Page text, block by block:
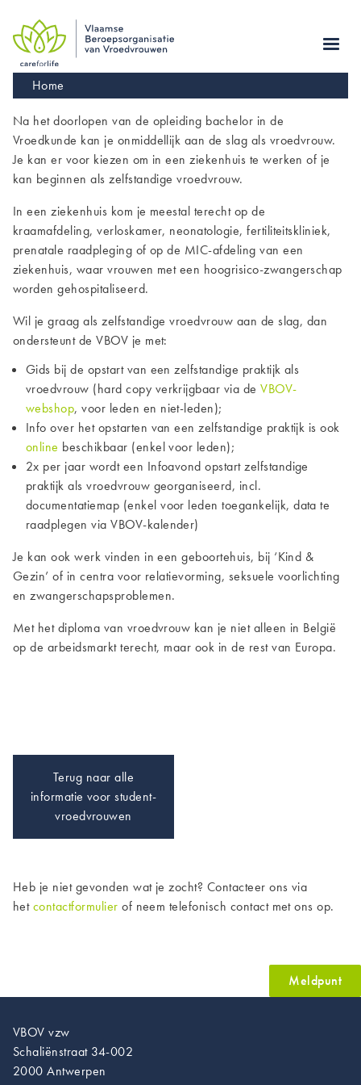
main
navigation
Kruimelpad
Home
Na het doorlopen van de opleiding bachelor in de
Vroedkunde kan je onmiddellijk aan de slag als vroedvrouw.
Je kan er voor kiezen om in een ziekenhuis te werken of je
kan beginnen als zelfstandige vroedvrouw.
In een ziekenhuis kom je meestal terecht op de
kraamafdeling, verloskamer, neonatologie, fertiliteitskliniek,
prenatale raadpleging of op de MIC-afdeling van een
ziekenhuis, waar vrouwen met een hoogrisico-zwangerschap
worden gehospitaliseerd.
Wil je graag als zelfstandige vroedvrouw aan de slag, dan
ondersteunt de VBOV je met:
Gids bij de opstart van een zelfstandige praktijk als
vroedvrouw (hard copy verkrijgbaar via deVBOV-
webshop, voor leden en niet-leden);
Info over het opstarten van een zelfstandige praktijk is ook
online beschikbaar (enkel voor leden);
2x per jaar wordt een Infoavond opstart zelfstandige
praktijk als vroedvrouw georganiseerd, incl.
documentatiemap (enkel voor leden toegankelijk, data te
raadplegen via VBOV-kalender)
Je kan ook werk vinden in een geboortehuis, bij ‘Kind &
Gezin’ of in centra voor relatievorming, seksuele voorlichting
en zwangerschapsproblemen.
Met het diploma van vroedvrouw kan je niet alleen in België
op de arbeidsmarkt terecht, maar ook in de rest van Europa.
Terug naar alle
informatie voor student-
vroedvrouwen
Heb je niet gevonden wat je zocht? Contacteer ons via
hetcontactformulier of neem telefonisch contact met ons op.
Meldpunt
VBOV vzw
Schaliënstraat 34-002
2000 Antwerpen